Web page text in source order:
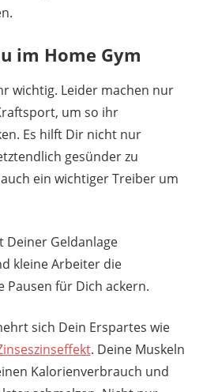
im Home Gym
wichtig. Leider machen nur
um so ihr
Es hilft Dir nicht nur
gesünder zu
ein wichtiger Treiber um
Deiner Geldanlage
kleine Arbeiter die
für Dich ackern.
sich Dein Erspartes wie
. Deine Muskeln
Kalorienverbrauch und